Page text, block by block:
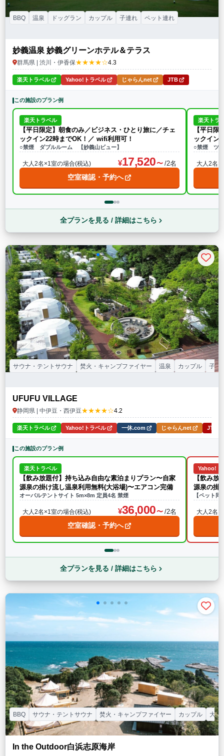
妙義温泉 妙義グリーンホテル＆テラス
群馬県 | 渋川・伊香保★★★★☆4.3
BBQ 温泉 ドッグラン カップル 子連れ ペット連れ
楽天トラベル Yahoo!トラベル じゃらんnet JTB
この施設のプラン例
楽天トラベル
【平日限定】朝食のみ／ビジネス・ひとり旅に／チェ
ックイン22時までOK！／ wifi利用可！
○禁煙 ダブルルーム 【妙義山ビュー】
大人2名×1室の場合(税込) 17,520 /2名
空室確認・予約へ
楽天トラ
【平日
ックイン
○禁煙 ツ
大人2名
全プランを見る / 詳細はこちら
UFUFU VILLAGE
静岡県 | 中伊豆・西伊豆★★★★☆4.2
サウナ・テントサウナ 焚火・キャンプファイヤー 温泉 カップル 子連
楽天トラベル Yahoo!トラベル 一休.com じゃらんnet JTB
この施設のプラン例
楽天トラベル
【飲み放題付】持ち込み自由な素泊まりプラン〜自家
源泉の掛け流し温泉利用無料(大浴場)〜エアコン完備
オーバルテントサイト 5m×8m 定員4名 禁煙
大人2名×1室の場合(税込) 36,000 /2名
空室確認・予約へ
Yahoo!ト
【飲み
源泉の掛
【ペット
大人2名
全プランを見る / 詳細はこちら
In the Outdoor白浜志原海岸
BBQ サウナ・テントサウナ 焚火・キャンプファイヤー カップル 大人